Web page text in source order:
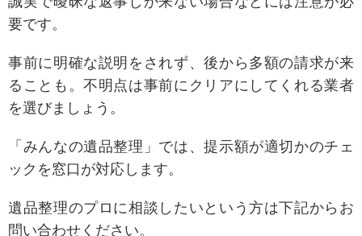
要です。
事前に明確な説明をされず、後から多額の請求が来
ることも。不明点は事前にクリアにしてくれる業者
を選びましょう。
「みんなの遺品整理」では、提示額が適切かのチェ
ックを窓口が対応します。
遺品整理のプロに相談したいという方は下記からお
問い合わせください。